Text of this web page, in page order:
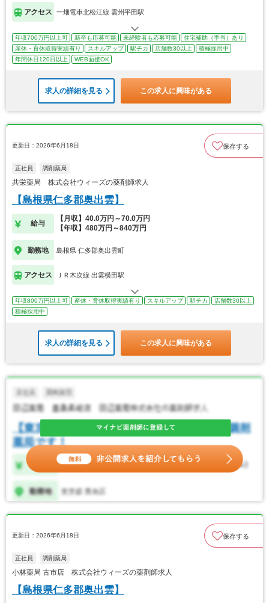
アクセス 一畑電車北松江線 雲州平田駅
年収700万円以上可 新卒も応募可能 未経験者も応募可能
住宅補助（手当）あり
産休・育休取得実績有り
スキルアップ 駅チカ 店舗数30以上
積極採用中
年間休日120日以上
WEB面接OK
求人の詳細を見る この求人に興味がある
更新日：2026年6月18日 保存する
正社員 調剤薬局
共栄薬局 株式会社ウィーズの薬剤師求人
【島根県仁多郡奥出雲】
給与
【月収】40.0万円～70.0万円
【年収】480万円～840万円
勤務地 島根県 仁多郡奥出雲町
アクセス ＪＲ木次線 出雲横田駅
年収800万円以上可 産休・育休取得実績有り スキルアップ 駅チカ
店舗数30以上
積極採用中
求人の詳細を見る この求人に興味がある
更新日：2026年6月18日 保存する
正社員 調剤薬局
小林薬局 古市店 株式会社ウィーズの薬剤師求人
【島根県仁多郡奥出雲】